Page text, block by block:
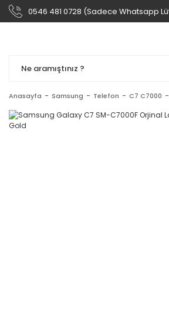
0546 481 0728 (Sadece Whatsapp
Anasayfa Samsung Telefon C7 C7000